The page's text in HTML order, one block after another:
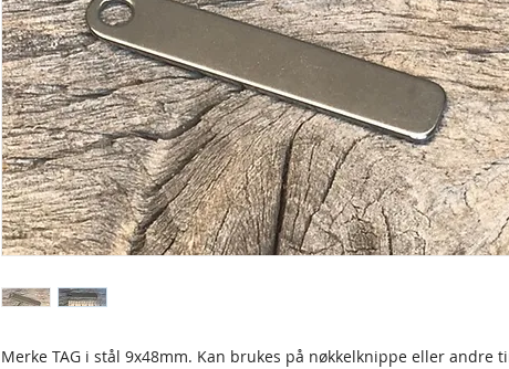
Merke TAG i stål 9x48mm. Kan brukes på nøkkelknippe eller andre